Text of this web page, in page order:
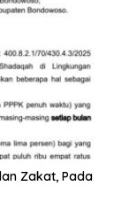
Zakat, Pada